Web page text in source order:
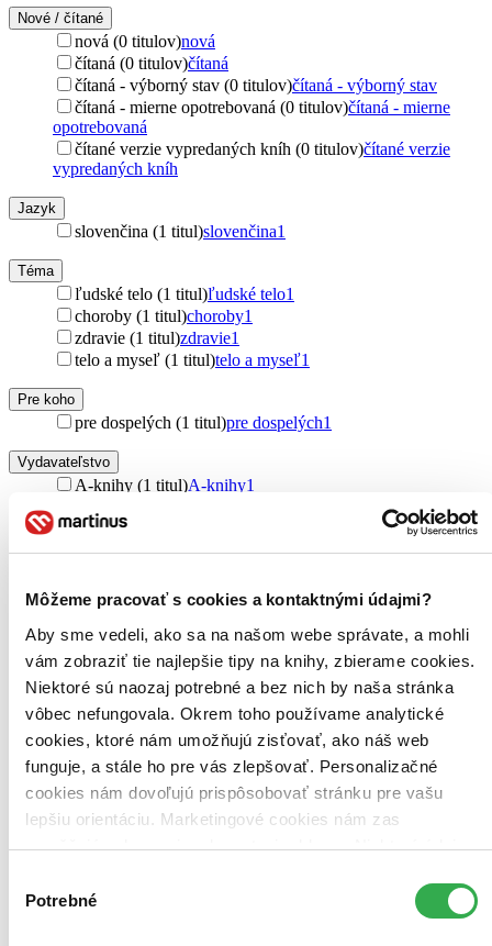
Môžeme pracovať s cookies a kontaktnými údajmi?
Aby sme vedeli, ako sa na našom webe správate, a mohli
vám zobraziť tie najlepšie tipy na knihy, zbierame cookies.
Niektoré sú naozaj potrebné a bez nich by naša stránka
vôbec nefungovala. Okrem toho používame analytické
cookies, ktoré nám umožňujú zisťovať, ako náš web
funguje, a stále ho pre vás zlepšovať. Personalizačné
cookies nám dovoľujú prispôsobovať stránku pre vašu
lepšiu orientáciu. Marketingové cookies nám zas
umožňujú zobrazenie relevantnej reklamy. Niektoré údaje
keby sme mohli používať všetky tieto cookies. Ďakujeme!
súhlasu
Potrebné
Nové / čítané
nová (0 titulov)nová
čítaná (0 titulov)čítaná
čítaná - výborný stav (0 titulov)čítaná - výborný stav
čítaná - mierne opotrebovaná (0 titulov)čítaná - mierne
opotrebovaná
čítané verzie vypredaných kníh (0 titulov)čítané verzie
vypredaných kníh
Jazyk
slovenčina (1 titul)slovenčina1
Téma
ľudské telo (1 titul)ľudské telo1
choroby (1 titul)choroby1
zdravie (1 titul)zdravie1
telo a myseľ (1 titul)telo a myseľ1
Pre koho
pre dospelých (1 titul)pre dospelých1
Vydavateľstvo
A-knihy (1 titul)A-knihy1
Väzba
Zoradiť
Bestsellery
Top hodnotené
Novinky
Najdrahšie
Najlacnejšie